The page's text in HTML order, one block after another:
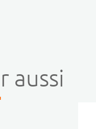
aussi